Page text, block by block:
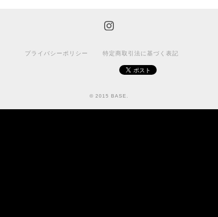
プライバシーポリシー 特定商取引法に基づく表記
© 2015 BASE.